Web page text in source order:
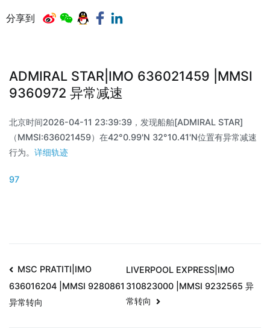
分享到
ADMIRAL STAR|IMO 636021459 |MMSI
9360972 异常减速
北京时间2026-04-11 23:39:39，发现船舶[ADMIRAL STAR]
（MMSI:636021459）在42°0.99'N 32°10.41'N位置有异常减速
行为。 详细轨迹
97
MSC PRATITI|IMO
636016204 |MMSI 9280861
异常转向
LIVERPOOL EXPRESS|IMO
310823000 |MMSI 9232565 异
常转向